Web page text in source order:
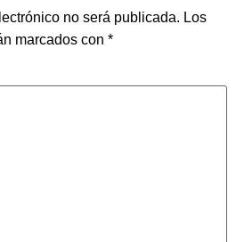
no será publicada. Los
marcados con *